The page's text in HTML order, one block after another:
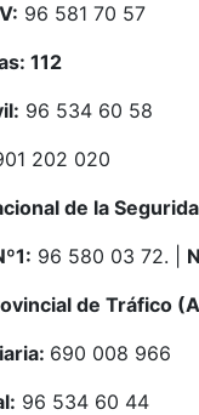
96 581 70 57
112
96 534 60 58
202 020
de la
96 580 03 72. |
de Tráfico
690 008 966
96 534 60 44